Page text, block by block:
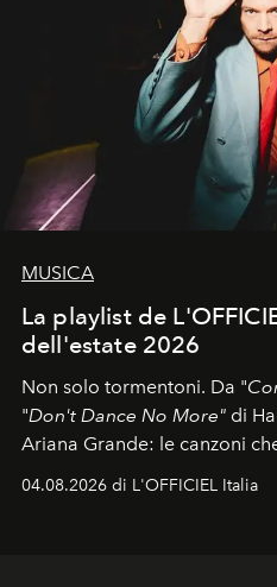
MUSICA
La playlist de
dell'estate 2026
Non solo tormentoni. Da "
"Don't Dance No More" di
Ariana Grande: le canzoni
04.08.2026 di L'OFFICIEL Italia